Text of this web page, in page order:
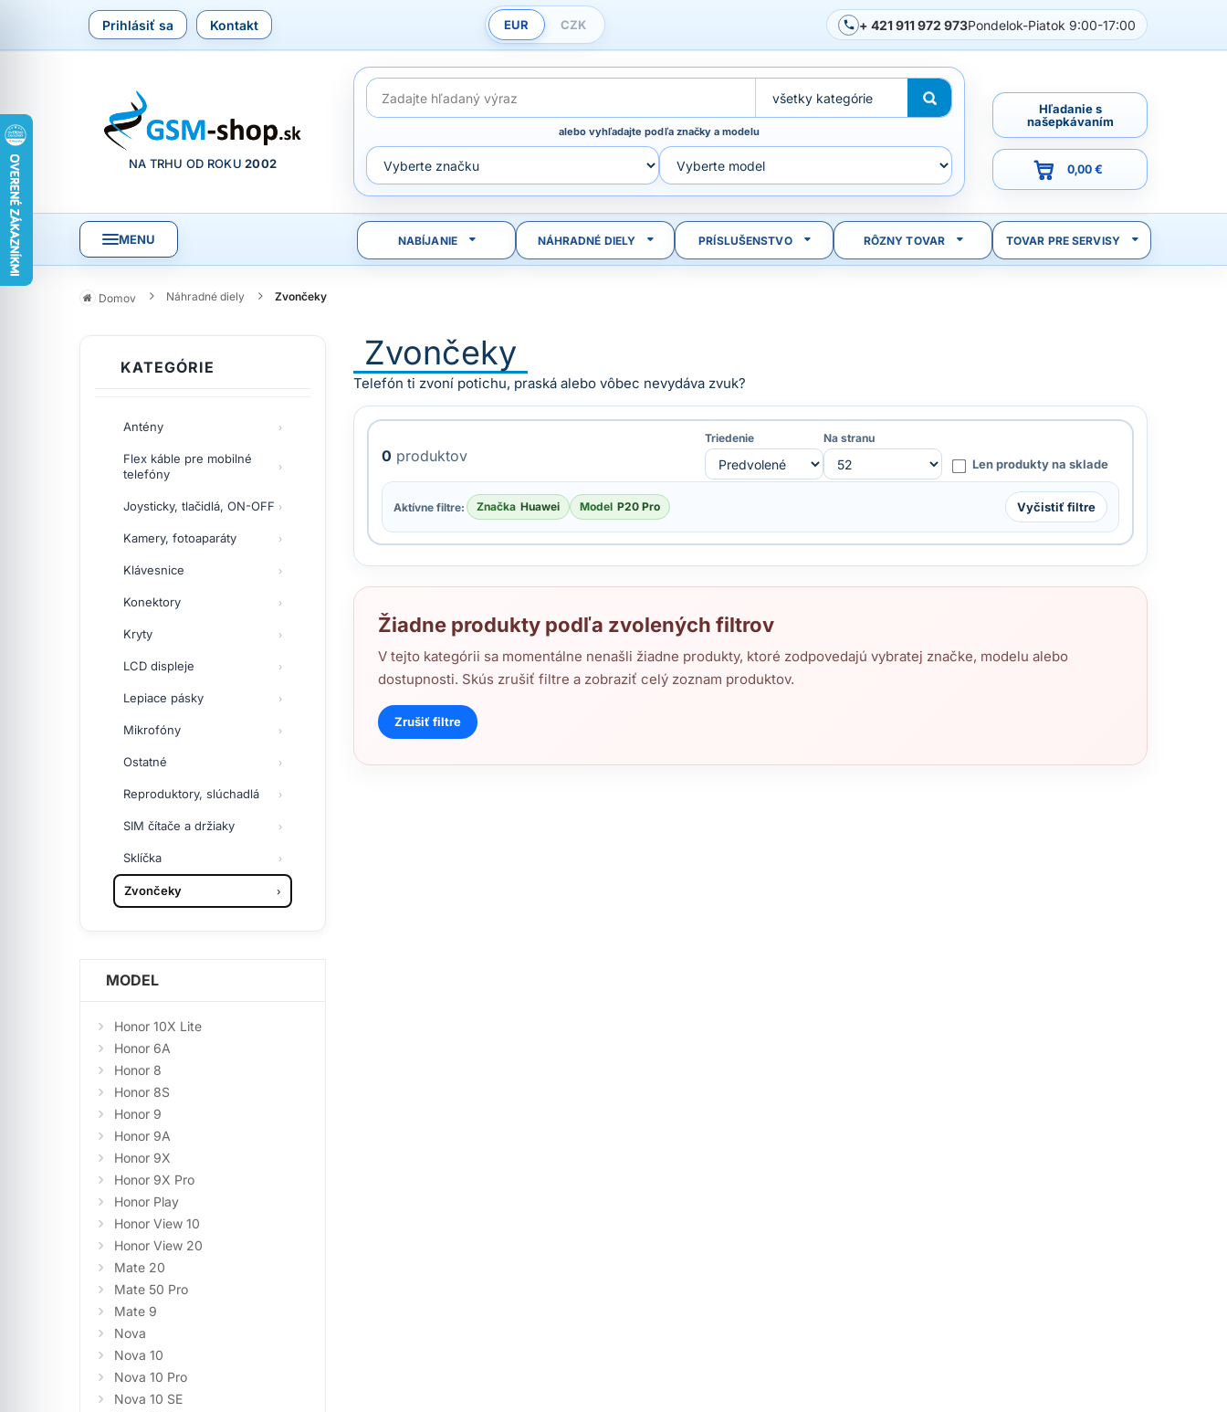
Prihlásiť sa Kontakt EUR CZK + 421 911 972 973Pondelok-Piatok 9:00-17:00
NA TRHU OD ROKU2002
alebo vyhľadajte podľa značky a modelu
Hľadanie s
našepkávaním
0,00 €
MENU NABÍJANIE NÁHRADNÉ DIELY PRÍSLUŠENSTVO RÔZNY TOVAR TOVAR PRE SERVISY
Domov Náhradné diely Zvončeky
KATEGÓRIE
Antény
Flex káble pre mobilné
telefóny
Joysticky, tlačidlá, ON-OFF
Kamery, fotoaparáty
Klávesnice
Konektory
Kryty
LCD displeje
Lepiace pásky
Mikrofóny
Ostatné
Reproduktory, slúchadlá
SIM čítače a držiaky
Sklíčka
Zvončeky
MODEL
Honor 10X Lite
Honor 6A
Honor 8
Honor 8S
Honor 9
Honor 9A
Honor 9X
Honor 9X Pro
Honor Play
Honor View 10
Honor View 20
Mate 20
Mate 50 Pro
Mate 9
Nova
Nova 10
Nova 10 Pro
Nova 10 SE
Zvončeky
Telefón ti zvoní potichu, praská alebo vôbec nevydáva zvuk?
0 produktov
Triedenie Na stranu
Len produkty na sklade
Aktívne filtre: Značka Huawei Model P20 Pro Vyčistiť filtre
Žiadne produkty podľa zvolených filtrov
V tejto kategórii sa momentálne nenašli žiadne produkty, ktoré zodpovedajú vybratej značke, modelu alebo
dostupnosti. Skús zrušiť filtre a zobraziť celý zoznam produktov.
Zrušiť filtre